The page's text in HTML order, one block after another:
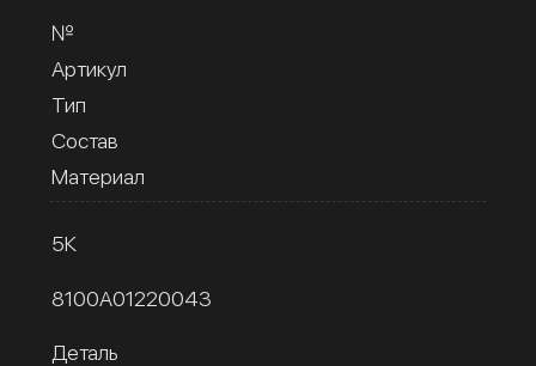
№
Артикул
Тип
Состав
Материал
5К
8100A01220043
Деталь